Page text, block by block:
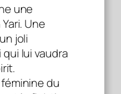
une
Une
joli
lui vaudra
du